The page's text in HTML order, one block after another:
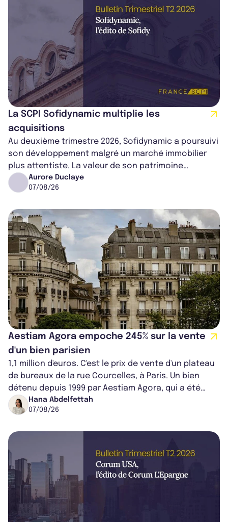
La SCPI Sofidynamic multiplie les
acquisitions
Au deuxième trimestre 2026, Sofidynamic a poursuivi
son développement malgré un marché immobilier
plus attentiste. La valeur de son patrimoine
progresse de 3,8% à périmètre constan...
Aurore Duclaye
07/08/26
Aestiam Agora empoche 245% sur la vente
d'un bien parisien
1,1 million d'euros. C'est le prix de vente d'un plateau
de bureaux de la rue Courcelles, à Paris. Un bien
détenu depuis 1999 par Aestiam Agora, qui a été
cédé avec une plus-value...
Hana Abdelfettah
07/08/26